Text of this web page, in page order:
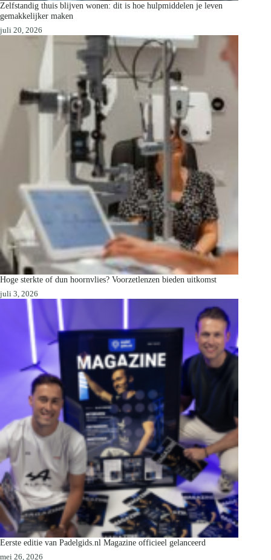
Zelfstandig thuis blijven wonen: dit is hoe hulpmiddelen je leven
gemakkelijker maken
juli 20, 2026
Hoge sterkte of dun hoornvlies? Voorzetlenzen bieden uitkomst
juli 3, 2026
Eerste editie van Padelgids.nl Magazine officieel gelanceerd
mei 26, 2026